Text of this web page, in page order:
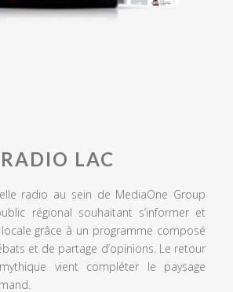
RADIO LAC
radio au sein de MediaOne Group
régional souhaitant s’informer et
grâce à un programme composé
et de partage d’opinions. Le retour
vient compléter le paysage